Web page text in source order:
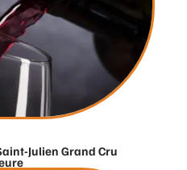
Julien Grand Cru